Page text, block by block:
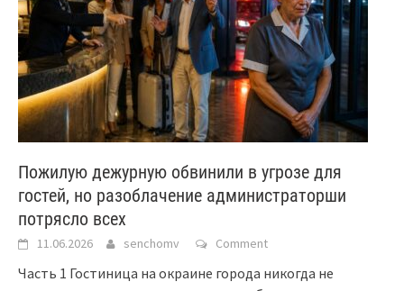
Пожилую дежурную обвинили в угрозе для
гостей, но разоблачение администраторши
потрясло всех
11.06.2026 senchomv Comment
Часть 1 Гостиница на окраине города никогда не